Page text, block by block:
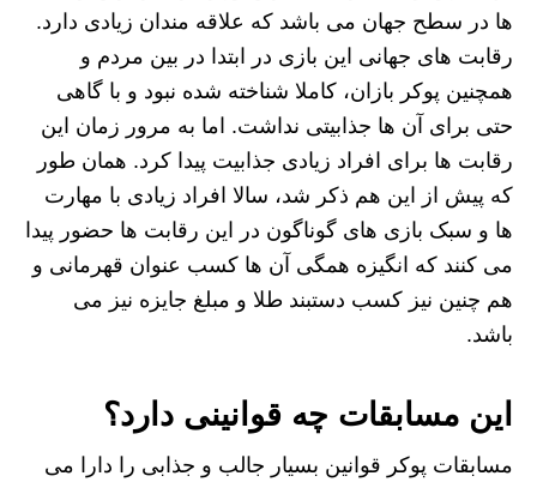
ها در سطح جهان می باشد که علاقه مندان زیادی دارد.
رقابت های جهانی این بازی در ابتدا در بین مردم و
همچنین پوکر بازان، کاملا شناخته شده نبود و با گاهی
حتی برای آن ها جذابیتی نداشت. اما به مرور زمان این
رقابت ها برای افراد زیادی جذابیت پیدا کرد. همان طور
که پیش از این هم ذکر شد، سالا افراد زیادی با مهارت
ها و سبک بازی های گوناگون در این رقابت ها حضور پیدا
می کنند که انگیزه همگی آن ها کسب عنوان قهرمانی و
هم چنین نیز کسب دستبند طلا و مبلغ جایزه نیز می
باشد.
این مسابقات چه قوانینی دارد؟
مسابقات پوکر قوانین بسیار جالب و جذابی را دارا می